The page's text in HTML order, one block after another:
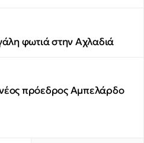
φωτιά στην Αχλαδιά
πρόεδρος Αμπελάρδο